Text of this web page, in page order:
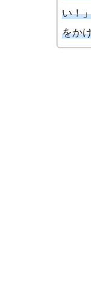
い！
をか